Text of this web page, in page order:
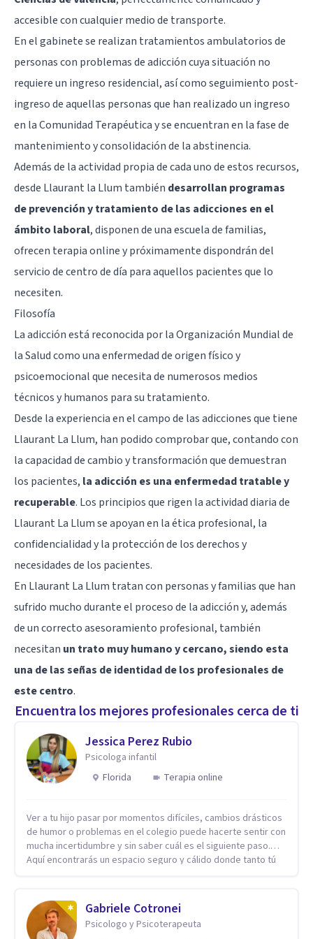
accesible con cualquier medio de transporte.
En el gabinete se realizan tratamientos ambulatorios de
personas con problemas de adicción cuya situación no
requiere un ingreso residencial, así como seguimiento post-
ingreso de aquellas personas que han realizado un ingreso
en la Comunidad Terapéutica y se encuentran en la fase de
mantenimiento y consolidación de la abstinencia.
Además de la actividad propia de cada uno de estos recursos,
desde Llaurant la Llum también desarrollan programas
de prevención y tratamiento de las adicciones en el
ámbito laboral, disponen de una escuela de familias,
ofrecen terapia online y próximamente dispondrán del
servicio de centro de día para aquellos pacientes que lo
necesiten.
Filosofía
La adicción está reconocida por la Organización Mundial de
la Salud como una enfermedad de origen físico y
psicoemocional que necesita de numerosos medios
técnicos y humanos para su tratamiento.
Desde la experiencia en el campo de las adicciones que tiene
Llaurant La Llum, han podido comprobar que, contando con
la capacidad de cambio y transformación que demuestran
los pacientes, la adicción es una enfermedad tratable y
recuperable. Los principios que rigen la actividad diaria de
Llaurant La Llum se apoyan en la ética profesional, la
confidencialidad y la protección de los derechos y
necesidades de los pacientes.
En Llaurant La Llum tratan con personas y familias que han
sufrido mucho durante el proceso de la adicción y, además
de un correcto asesoramiento profesional, también
necesitan un trato muy humano y cercano, siendo esta
una de las señas de identidad de los profesionales de
este centro.
Encuentra los mejores profesionales cerca de ti
Jessica Perez Rubio
Psicologa infantil
Florida
Terapia online
Ver a tu hijo pasar por momentos difíciles, cambios drásticos
de humor o problemas en el colegio puede hacerte sentir con
mucha incertidumbre y sin saber cuál es el siguiente paso.
Aquí encontrarás un espacio seguro y cálido donde tanto tú
casa. Me especializo en guiar a familias a través de
herramientas prácticas y dinámicas adaptadas a la edad de
cada menor, dejando de lado las etiquetas y los tecnicismos.
Gabriele Cotronei
Psicologo y Psicoterapeuta